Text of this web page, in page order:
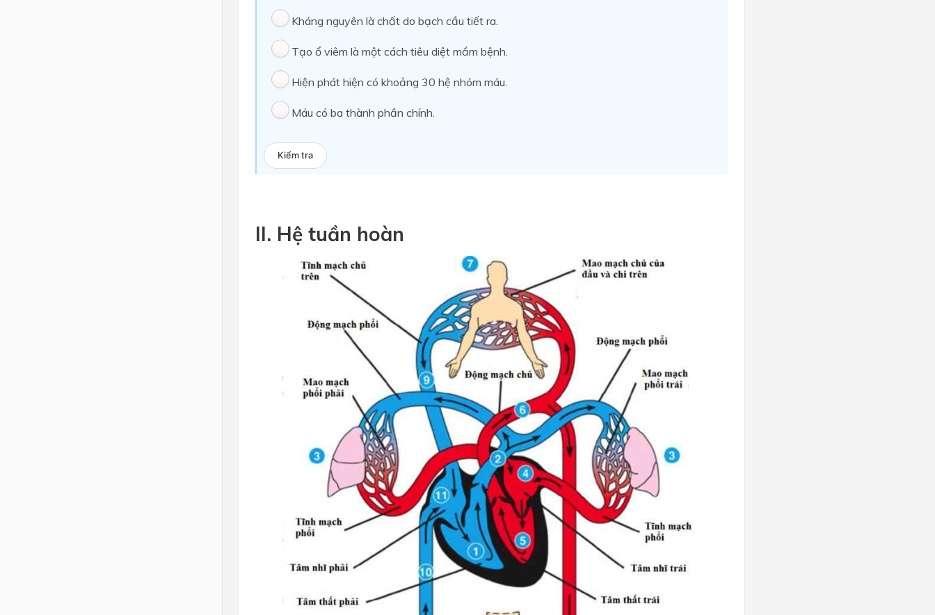
Kháng nguyên là chất do bạch cầu tiết ra.
Tạo ổ viêm là một cách tiêu diệt mầm bệnh.
Hiện phát hiện có khoảng 30 hệ nhóm máu.
Máu có ba thành phần chính.
Kiểm tra
II. Hệ tuần hoàn